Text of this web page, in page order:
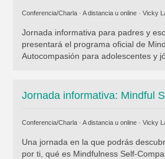
Conferencia/Charla · A distancia u online · Vicky
Jornada informativa para padres y
presentará el programa oficial de
Autocompasión para adolescentes y
Jornada informativa: Mindful
Conferencia/Charla · A distancia u online · Vicky
Una jornada en la que podrás
por ti, qué es Mindfulness Self-